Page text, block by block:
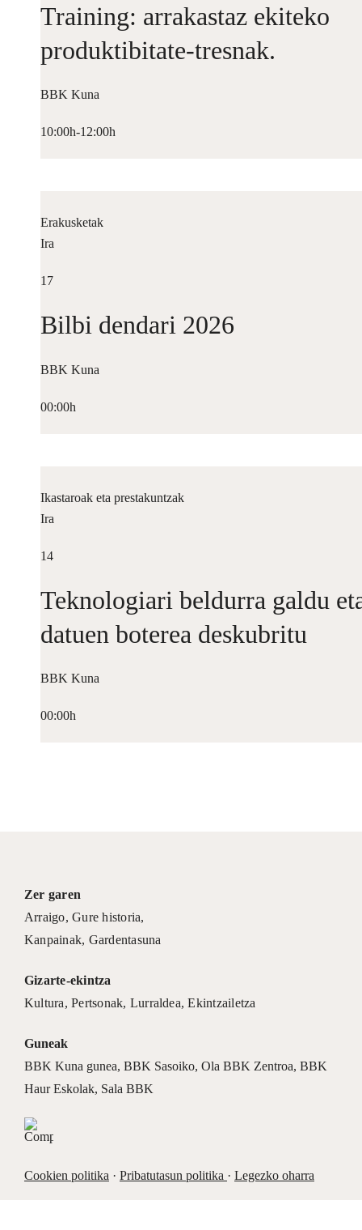
Training: arrakastaz ekiteko
produktibitate-tresnak.
BBK Kuna
10:00h-12:00h
Erakusketak
Ira
17
Bilbi dendari 2026
BBK Kuna
00:00h
Ikastaroak eta prestakuntzak
Ira
14
Teknologiari beldurra galdu
datuen boterea deskubritu
BBK Kuna
00:00h
Zer garen
Arraigo,Gure historia,
Kanpainak, Gardentasuna
Gizarte-ekintza
Kultura,Pertsonak, Lurraldea,Ekintzailetza
Guneak
BBK Kuna gunea, BBK Sasoiko, Ola BBK Zentroa, BBK
Haur Eskolak, Sala BBK
Cookien politika · Pribatutasun politika · Legezko oharra